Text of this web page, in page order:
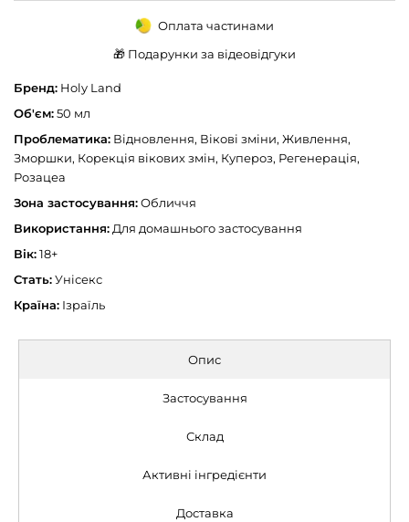
Оплата частинами
🎁 Подарунки за відеовідгуки
Бренд: Holy Land
Об'єм:50 мл
Проблематика: Відновлення, Вікові зміни, Живлення,
Зморшки, Корекція вікових змін, Купероз, Регенерація,
Розацеа
Зона застосування:Обличчя
Використання: Для домашнього застосування
Вік:18+
Стать:Унісекс
Країна: Ізраїль
Опис
Застосування
Склад
Активні інгредієнти
Доставка